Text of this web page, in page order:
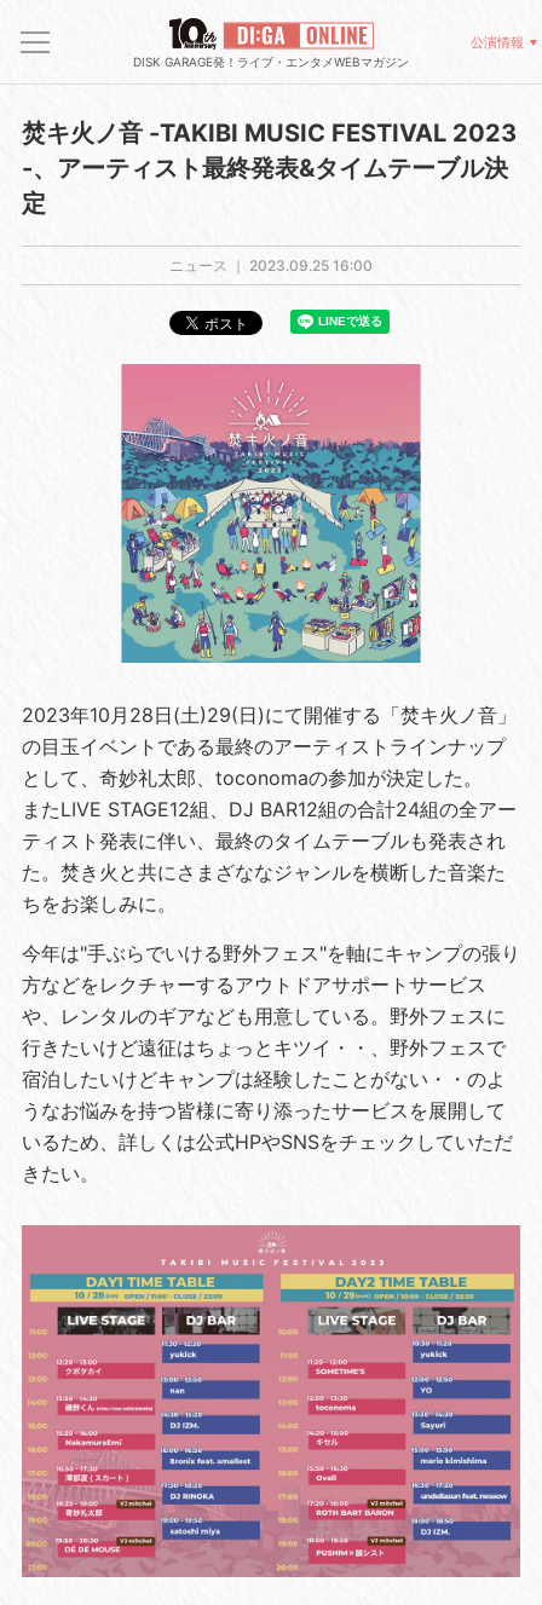
DISK GARAGE発！ライブ・エンタメWEBマガジン
公演情報
焚キ火ノ音 -TAKIBI MUSIC FESTIVAL 2023
-、アーティスト最終発表&タイムテーブル決
定
ニュース ｜ 2023.09.25 16:00
2023年10月28日(土)29(日)にて開催する「焚キ火ノ音」
の目玉イベントである最終のアーティストラインナップ
として、奇妙礼太郎、toconomaの参加が決定した。
またLIVE STAGE12組、DJ BAR12組の合計24組の全アー
ティスト発表に伴い、最終のタイムテーブルも発表され
た。焚き火と共にさまざななジャンルを横断した音楽た
ちをお楽しみに。
今年は"手ぶらでいける野外フェス"を軸にキャンプの張り
方などをレクチャーするアウトドアサポートサービス
や、レンタルのギアなども用意している。野外フェスに
行きたいけど遠征はちょっとキツイ・・、野外フェスで
宿泊したいけどキャンプは経験したことがない・・のよ
うなお悩みを持つ皆様に寄り添ったサービスを展開して
いるため、詳しくは公式HPやSNSをチェックしていただ
きたい。